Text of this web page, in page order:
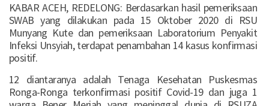
KABAR ACEH, REDELONG: Berdasarkan hasil pemeriksaan
SWAB yang dilakukan pada 15 Oktober 2020 di RSU
Munyang Kute dan pemeriksaan Laboratorium Penyakit
Infeksi Unsyiah, terdapat penambahan 14 kasus konfirmasi
positif.
12 diantaranya adalah Tenaga Kesehatan Puskesmas
Ronga-Ronga terkonfirmasi positif Covid-19 dan juga 1